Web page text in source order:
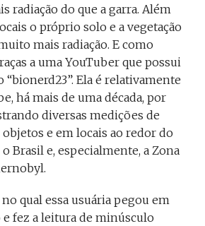
radiação do que a garra. Além
o próprio solo e a vegetação
mais radiação. E como
a uma YouTuber que possui
“bionerd23”. Ela é relativamente
há mais de uma década, por
diversas medições de
e em locais ao redor do
Brasil e, especialmente, a Zona
qual essa usuária pegou em
fez a leitura de minúsculo